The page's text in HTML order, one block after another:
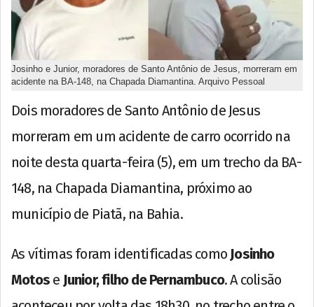
Josinho e Junior, moradores de Santo Antônio de Jesus, morreram em
acidente na BA-148, na Chapada Diamantina. Arquivo Pessoal
Dois moradores de Santo Antônio de Jesus
morreram em um acidente de carro ocorrido na
noite desta quarta-feira (5), em um trecho da BA-
148, na Chapada Diamantina, próximo ao
município de Piatã, na Bahia.
As vítimas foram identificadas como Josinho
Motos e Junior, filho de Pernambuco. A colisão